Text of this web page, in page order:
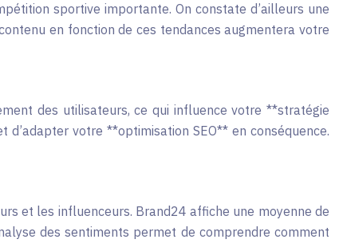
sportive importante. On constate d’ailleurs une
en fonction de ces tendances augmentera votre
des utilisateurs, ce qui influence votre **stratégie
votre **optimisation SEO** en conséquence.
et les influenceurs. Brand24 affiche une moyenne de
des sentiments permet de comprendre comment